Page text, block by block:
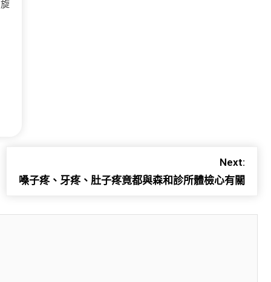
Next:
嗓子疼、牙疼、肚子疼竟都與森和診所體檢心有關